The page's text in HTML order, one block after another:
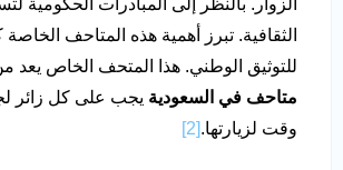
الزوار. بالنظر إلى المبادرات الحكومية
الثقافية. تبرز أهمية هذه المتاحف
للتوثيق الوطني. هذا المتحف الخاص يعد
متاحف في السعودية يجب على كل زائر
وقت لزيارتها.[2]